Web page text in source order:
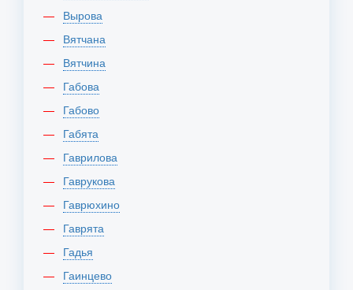
Вырова
Вятчана
Вятчина
Габова
Габово
Габята
Гаврилова
Гаврукова
Гаврюхино
Гаврята
Гадья
Гаинцево